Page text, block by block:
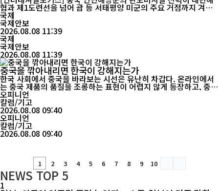
협과 제1도련선을 넘어 괌 등 서태평양 미군의 주요 거점까지 겨냥
하는 다층적 타격체계로 확대되고 있다는 미국 군사전문매체의 분석
이 나왔다. 단순한 미사일 보유량 증가보다 사거리 확대와 극초음속
무기, 정밀타격 능력의 결합이 서태평양 군사 균형의 주요 변수로 떠
국제
국제안보
2026.08.08 11:39
국제
국제안보
2026.08.08 11:39
중국을 깎아내리면 한국이 강해지는가
한국 사회에서 중국을 바라보는 시선은 유난히 차갑다. 온라인에서
는 중국 제품의 품질을 조롱하는 표현이 어렵지 않게 등장하고, 중국
인 전체를 싸잡아 비난하는 혐오성 발언도 적지 않다. 일부 전문가와
유튜버들은 중국 경제의 위기나 기술적 한계를 반복적으로 강조하며
중국의 성장을 평가절하하기도 한다. 그러나 공장과 유통 현장으로
들어가면 이야기는 달라진다. 한국 경제는 생각보다 훨씬 깊숙이 중
국의 제...
오피니언
칼럼/기고
2026.08.08 09:40
오피니언
칼럼/기고
2026.08.08 09:40
1 2 3 4 5 6 7 8 9 10
NEWSTOP 5
1